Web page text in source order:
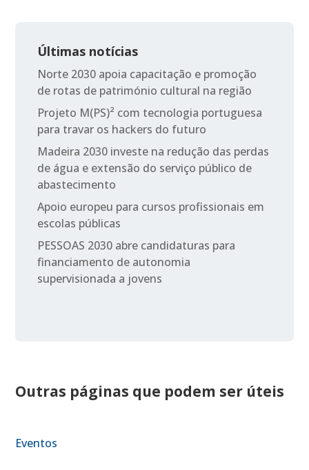
Últimas notícias
Norte 2030 apoia capacitação e promoção
de rotas de património cultural na região
Projeto M(PS)² com tecnologia portuguesa
para travar os hackers do futuro
Madeira 2030 investe na redução das perdas
de água e extensão do serviço público de
abastecimento
Apoio europeu para cursos profissionais em
escolas públicas
PESSOAS 2030 abre candidaturas para
financiamento de autonomia
supervisionada a jovens
Outras páginas que podem ser úteis
Eventos